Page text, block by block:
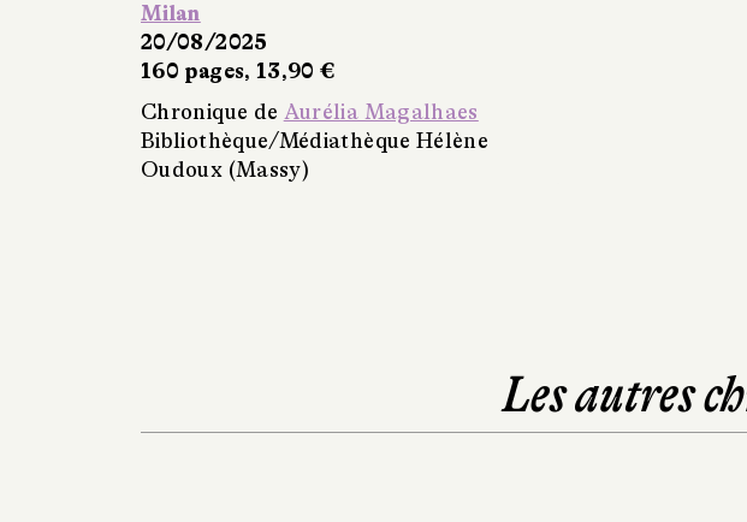
Milan
20/08/2025
160 pages, 13,90 €
Chronique de Aurélia Magalhaes
Bibliothèque/Médiathèque Hélène
Oudoux (Massy)
Les autres